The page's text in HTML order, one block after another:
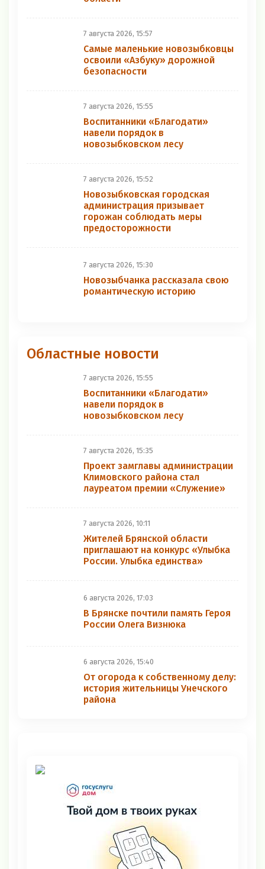
7 августа 2026, 15:57
Самые маленькие новозыбковцы
освоили «Азбуку» дорожной
безопасности
7 августа 2026, 15:55
Воспитанники «Благодати»
навели порядок в
новозыбковском лесу
7 августа 2026, 15:52
Новозыбковская городская
администрация призывает
горожан соблюдать меры
предосторожности
7 августа 2026, 15:30
Новозыбчанка рассказала свою
романтическую историю
Областные новости
7 августа 2026, 15:55
Воспитанники «Благодати»
навели порядок в
новозыбковском лесу
7 августа 2026, 15:35
Проект замглавы администрации
Климовского района стал
лауреатом премии «Служение»
7 августа 2026, 10:11
Жителей Брянской области
приглашают на конкурс «Улыбка
России. Улыбка единства»
6 августа 2026, 17:03
В Брянске почтили память Героя
России Олега Визнюка
6 августа 2026, 15:40
От огорода к собственному делу:
история жительницы Унечского
района